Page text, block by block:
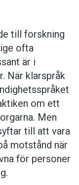
till forskning
ofta
är i
När klar­språk
om ett
Men
till att vara
motstånd när
för personer